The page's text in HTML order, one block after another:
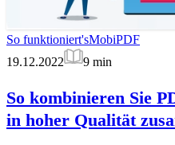
So funktioniert'sMobiPDF
19.12.2022
9 min
So kombinieren Sie
in hoher Qualität